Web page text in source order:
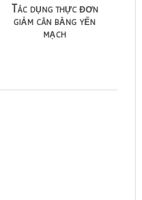
Tác dụng thực đơn
giảm cân bằng yến
mạch